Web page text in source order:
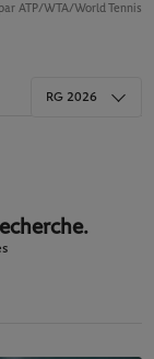
ATP/WTA/World Tennis
RG 2026